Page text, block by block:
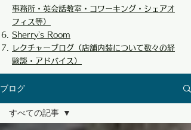
事務所・英会話教室・コワーキング・シェアオ
フィス等）
Sherry’s Room
​レクチャーブログ（店舗内装について数々の経
験談・アドバイス）
ブログ
すべての記事